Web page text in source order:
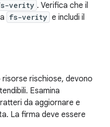
verity . Verifica che il
fs-verity e includi il
rischiose, devono
Esamina
da aggiornare e
La firma deve essere